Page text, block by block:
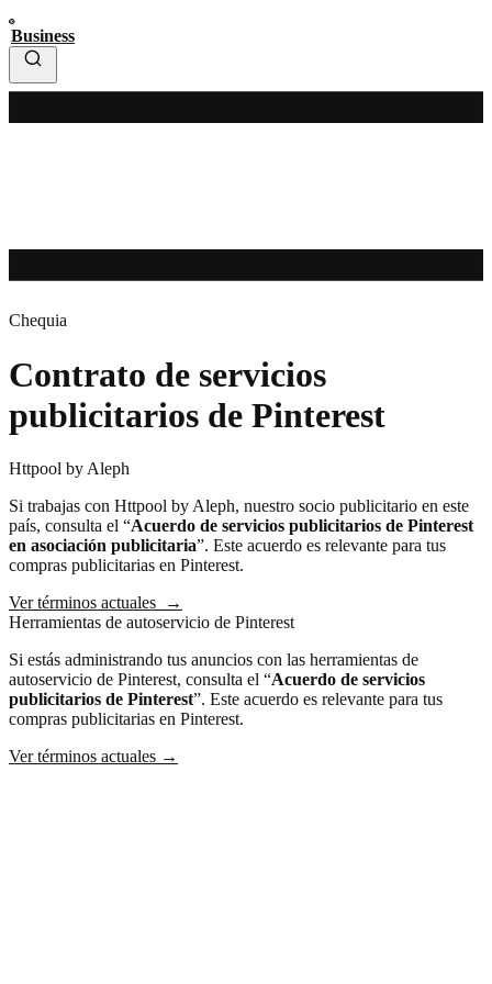
Business
Chequia
Contrato de servicios
publicitarios de Pinterest
Httpool by Aleph
Si trabajas con Httpool by Aleph, nuestro socio publicitario en este
país, consulta el “Acuerdo de servicios publicitarios de Pinterest
en asociación publicitaria”. Este acuerdo es relevante para tus
compras publicitarias en Pinterest.
Ver términos actuales
→
Herramientas de autoservicio de Pinterest
Si estás administrando tus anuncios con las herramientas de
autoservicio de Pinterest, consulta el “Acuerdo de servicios
publicitarios de Pinterest”. Este acuerdo es relevante para tus
compras publicitarias en Pinterest.
Ver términos actuales →